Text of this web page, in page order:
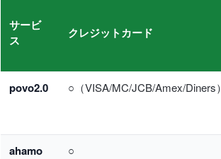
サービ
ス
クレジットカード
povo2.0 ○（VISA/MC/JCB/Amex/Diners）
ahamo ○